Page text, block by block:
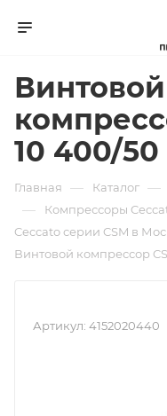
Винтовой
10 400/50
Главная — Каталог —
— Компрессоры
Ceccato серии CSM в
Винтовой компрессор
Артикул: 4152020440